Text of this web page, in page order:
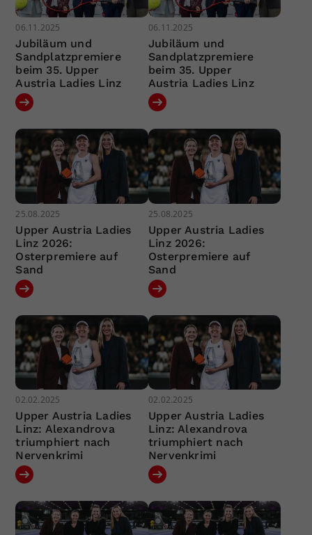
06.11.2025
Jubiläum und
Sandplatzpremiere
beim 35. Upper
Austria Ladies Linz
06.11.2025
Jubiläum und
Sandplatzpremiere
beim 35. Upper
Austria Ladies Linz
25.08.2025
Upper Austria Ladies
Linz 2026:
Osterpremiere auf
Sand
25.08.2025
Upper Austria Ladies
Linz 2026:
Osterpremiere auf
Sand
02.02.2025
Upper Austria Ladies
Linz: Alexandrova
triumphiert nach
Nervenkrimi
02.02.2025
Upper Austria Ladies
Linz: Alexandrova
triumphiert nach
Nervenkrimi